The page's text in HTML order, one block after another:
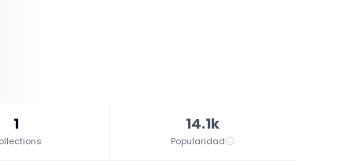
1 14.1k
Popularidad